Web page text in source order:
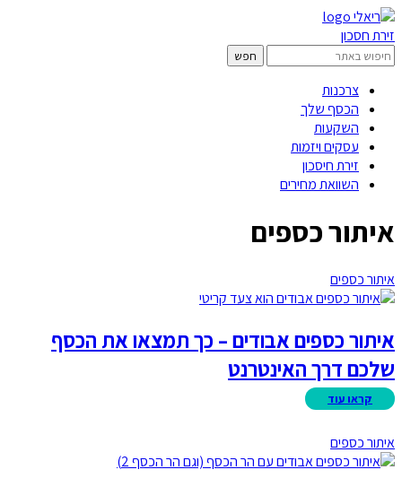
זירת חסכון
צרכנות
הכסף שלך
השקעות
עסקים ויזמות
זירת חיסכון
השוואת מחירים
איתור כספים
איתור כספים
איתור כספים אבודים – כך תמצאו את הכסף
שלכם דרך האינטרנט
איתור כספים